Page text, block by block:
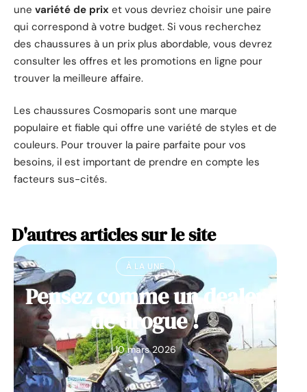
une variété de prix et vous devriez choisir une paire
qui correspond à votre budget. Si vous recherchez
des chaussures à un prix plus abordable, vous devrez
consulter les offres et les promotions en ligne pour
trouver la meilleure affaire.
Les chaussures Cosmoparis sont une marque
populaire et fiable qui offre une variété de styles et de
couleurs. Pour trouver la paire parfaite pour vos
besoins, il est important de prendre en compte les
facteurs sus-cités.
D'autres articles sur le site
À LA UNE
Pensez comme un dealer
de drogue !
10 mars 2026